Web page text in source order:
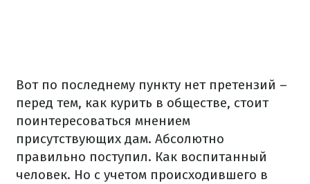
Вот по последнему пункту нет претензий –
перед тем, как курить в обществе, стоит
поинтересоваться мнением
присутствующих дам. Абсолютно
правильно поступил. Как воспитанный
человек. Но с учетом происходившего в